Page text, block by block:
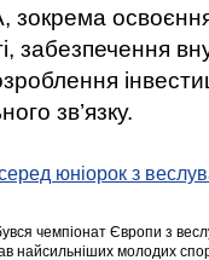
освоєння
забезпечення
зв’язку.
юніорок з
чемпіонат Європи з
найсильніших молодих